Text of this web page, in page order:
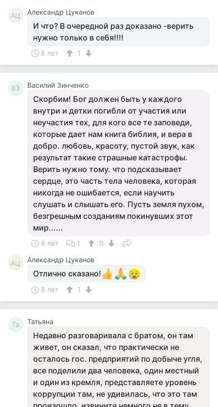
АЦ Александр Цуканов
И что? В очередной раз доказано -верить
нужно только в себя!!!!
8 лет 1
ВЗ Василий Зинченко
Скорбим! Бог должен быть у каждого
внутри и детки погибли от участия или
неучастия тех, для кого все те заповеди,
которые дает нам книга библия, и вера в
добро. любовь, красоту, пустой звук, как
результат такие страшные катастрофы.
Верить нужно тому. что подсказывает
сердце, это часть тела человека, которая
никогда не ошибается, если научить
слушать и слышать его. Пусть земля пухом,
безгрешным созданиям покинувших этот
мир......
8 лет 1 0
АЦ Александр Цуканов
Отлично сказано!
8 лет 1
Та Татьяна
Недавно разговаривала с братом, он там
живет, он сказал, что практически не
осталось гос. предприятий по добыче угля,
все поделили два человека, один местный
и один из кремля, представляете уровень
коррупции там, не удивилась, что это там